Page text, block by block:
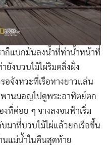
าก็แบกมันลงน้ำที่ท่าน้ำหน้าที่
ยังบวบไม้ไผ่ริมตลิ่งฝั่ง
จังหวะที่เรือหางยาวแล่น
านมอญไปดูพระอาทิตย์ตก
งที่ค่อย ๆ จางลงจนฟ้าเริ่ม
มาที่บวบไม้ไผ่แล้วยกเรือขึ้น
แม่น้ำในคืนสุดท้าย